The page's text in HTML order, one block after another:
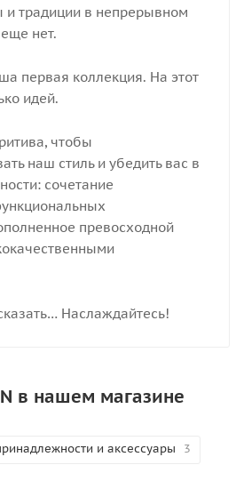
и традиции в непрерывном
еще нет.
первая коллекция. На этот
идей.
чтобы
наш стиль и убедить вас в
сочетание
превосходной
Наслаждайтесь!
в нашем магазине
и аксессуары 3